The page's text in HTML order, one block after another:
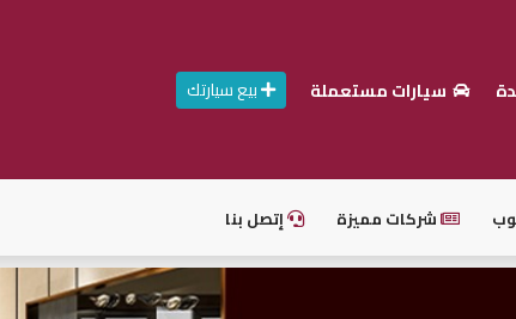
سيارات مستعملة بيع سيارتك
شركات مميزة إتصل بنا